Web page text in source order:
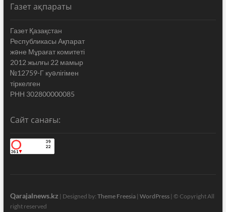
Газет ақпараты
Газет Қазақстан
Республикасы Ақпарат
жəне Мұрағат комитеті
2012 жылғы 22 мамыр
№12759-Г куəлігімен
тіркелген
РНН 302800000085
Сайт санағы:
Qarajalnews.kz | Designed by: Theme Freesia| WordPress| © Copyright All
right reserved